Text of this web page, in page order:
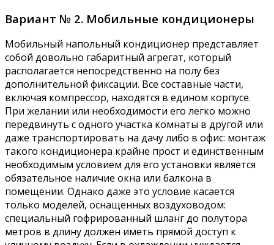
Вариант № 2. Мобильные кондиционеры
Мобильный напольный кондиционер представляет
собой довольно габаритный агрегат, который
располагается непосредственно на полу без
дополнительной фиксации. Все составные части,
включая компрессор, находятся в едином корпусе.
При желании или необходимости его легко можно
передвинуть с одного участка комнаты в другой или
даже транспортировать на дачу либо в офис: монтаж
такого кондиционера крайне прост и единственным
необходимым условием для его установки является
обязательное наличие окна или балкона в
помещении. Однако даже это условие касается
только моделей, оснащенных воздуховодом:
специальный гофрированный шланг до полутора
метров в длину должен иметь прямой доступ к